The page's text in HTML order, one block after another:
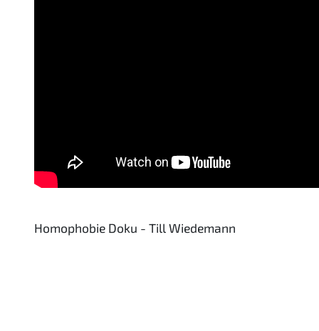
Homophobie Doku - Till Wiedemann